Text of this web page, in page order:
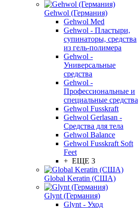
Gehwol (Германия)
Gehwol Med
Gehwol - Пластыри,
супинаторы, средства
из гель-полимера
Gehwol -
Универсальные
средства
Gehwol -
Профессиональные и
специальные средства
Gehwol Fusskraft
Gehwol Gerlasan -
Средства для тела
Gehwol Balance
Gehwol Fusskraft Soft
Feet
+ ЕЩЕ 3
Global Keratin (США)
Glynt (Германия)
Glynt - Уход